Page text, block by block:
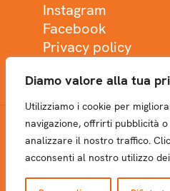
Diamo valore alla tua
Utilizziamo i cookie per
navigazione, offrirti pubblicità
analizzare il nostro traffico.
acconsenti al nostro utilizzo
Instagram
Facebook
Privacy policy
NEWSLETTER